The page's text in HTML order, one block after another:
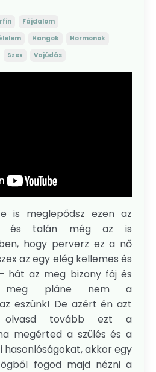
Fájdalom
Hangok
Hormonok
Szex Vajúdás
is meglepődsz ezen az
és talán még az is
hogy perverz ez a nő
az egy elég kellemes és
hát az meg bizony fáj és
meg pláne nem a
eszünk! De azért én azt
olvasd tovább ezt a
megérted a szülés és a
akkor egy
fogod majd nézni a